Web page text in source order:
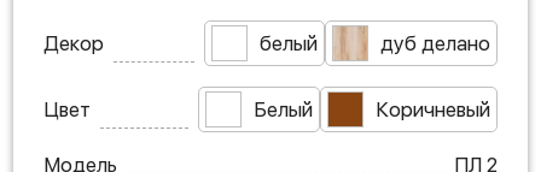
Декор белый дуб делано
Цвет Белый Коричневый
Модель
ПЛ 2